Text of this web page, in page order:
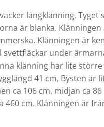
långklänning. Tyget
är blanka.
Klänningen är
svettfläckar under
klänning har lite
41 cm, Bysten är
ca 106 cm, midjan ca
460 cm. Klänningen är